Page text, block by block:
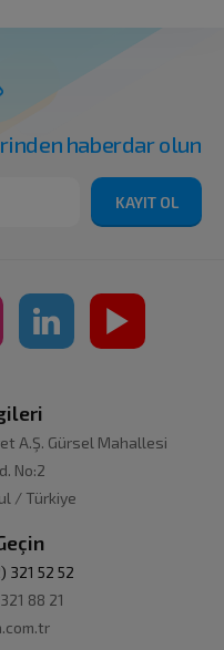
haberdar olun
KAYIT OL
A.Ş. Gürsel Mahallesi
No:2
/ Türkiye
321 52 52
88 21